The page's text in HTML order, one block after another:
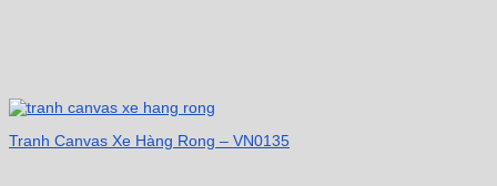
Tranh Canvas Xe Hàng Rong – VN0135